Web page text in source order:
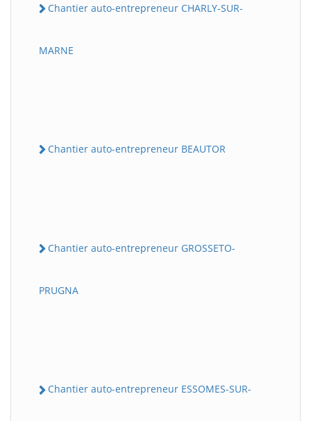
Chantier auto-entrepreneur CHARLY-SUR-
MARNE
Chantier auto-entrepreneur BEAUTOR
Chantier auto-entrepreneur GROSSETO-
PRUGNA
Chantier auto-entrepreneur ESSOMES-SUR-